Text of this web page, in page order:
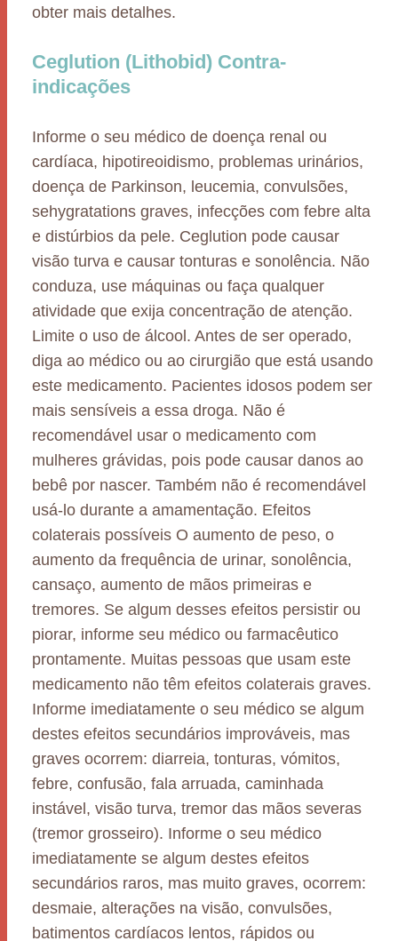
obter mais detalhes.
Ceglution (Lithobid) Contra-
indicações
Informe o seu médico de doença renal ou
cardíaca, hipotireoidismo, problemas urinários,
doença de Parkinson, leucemia, convulsões,
sehygratations graves, infecções com febre alta
e distúrbios da pele. Ceglution pode causar
visão turva e causar tonturas e sonolência. Não
conduza, use máquinas ou faça qualquer
atividade que exija concentração de atenção.
Limite o uso de álcool. Antes de ser operado,
diga ao médico ou ao cirurgião que está usando
este medicamento. Pacientes idosos podem ser
mais sensíveis a essa droga. Não é
recomendável usar o medicamento com
mulheres grávidas, pois pode causar danos ao
bebê por nascer. Também não é recomendável
usá-lo durante a amamentação. Efeitos
colaterais possíveis O aumento de peso, o
aumento da frequência de urinar, sonolência,
cansaço, aumento de mãos primeiras e
tremores. Se algum desses efeitos persistir ou
piorar, informe seu médico ou farmacêutico
prontamente. Muitas pessoas que usam este
medicamento não têm efeitos colaterais graves.
Informe imediatamente o seu médico se algum
destes efeitos secundários improváveis, mas
graves ocorrem: diarreia, tonturas, vómitos,
febre, confusão, fala arruada, caminhada
instável, visão turva, tremor das mãos severas
(tremor grosseiro). Informe o seu médico
imediatamente se algum destes efeitos
secundários raros, mas muito graves, ocorrem:
desmaie, alterações na visão, convulsões,
batimentos cardíacos lentos, rápidos ou